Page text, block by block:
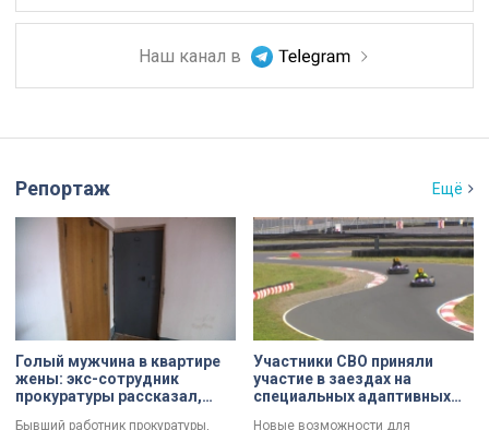
Наш канал в
Репортаж Ещё
Голый мужчина в квартире
жены: экс-сотрудник
прокуратуры рассказал,
Бывший работник прокуратуры,
Участники СВО приняли
участие в заездах на
специальных адаптивных
Новые возможности для